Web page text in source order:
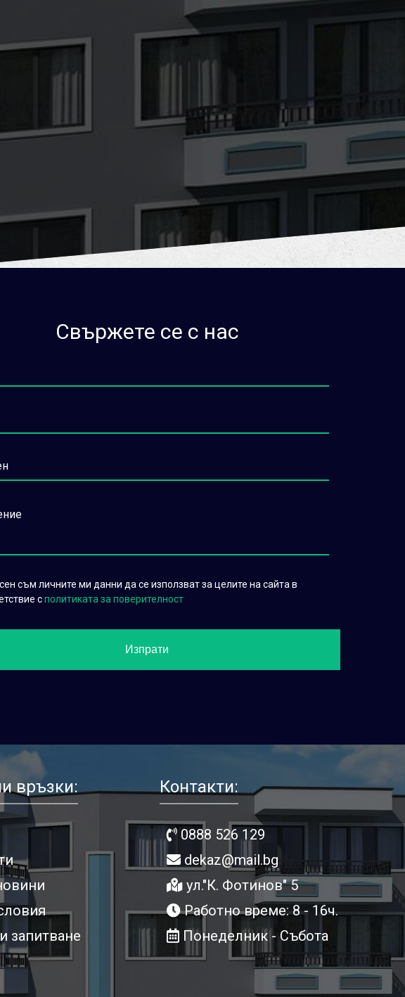
Свържете се с нас
съм личните ми данни да се използват за целите на сайта в
сполитиката за поверителност
връзки:
запитване
Контакти:
0888 526 129
dekaz@mail.bg
ул."К. Фотинов" 5
Работно време: 8 - 16ч.
Понеделник - Събота